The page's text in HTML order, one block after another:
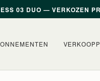
03 DUO — VERKOZEN